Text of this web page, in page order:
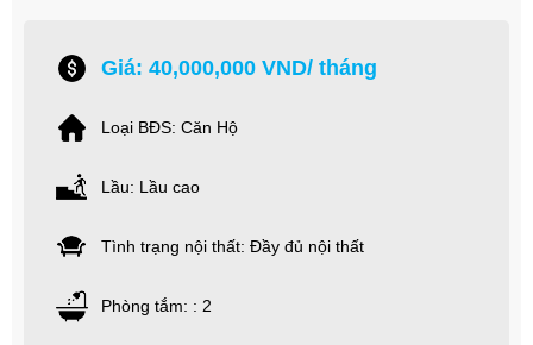
Giá: 40,000,000 VND/ tháng
Loại BĐS: Căn Hộ
Lầu: Lầu cao
Tình trạng nội thất: Đầy đủ nội thất
Phòng tắm: : 2